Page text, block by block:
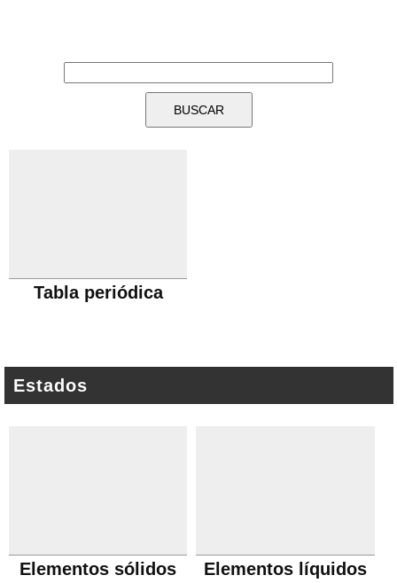
Tabla periódica
Estados
Elementos sólidos Elementos líquidos